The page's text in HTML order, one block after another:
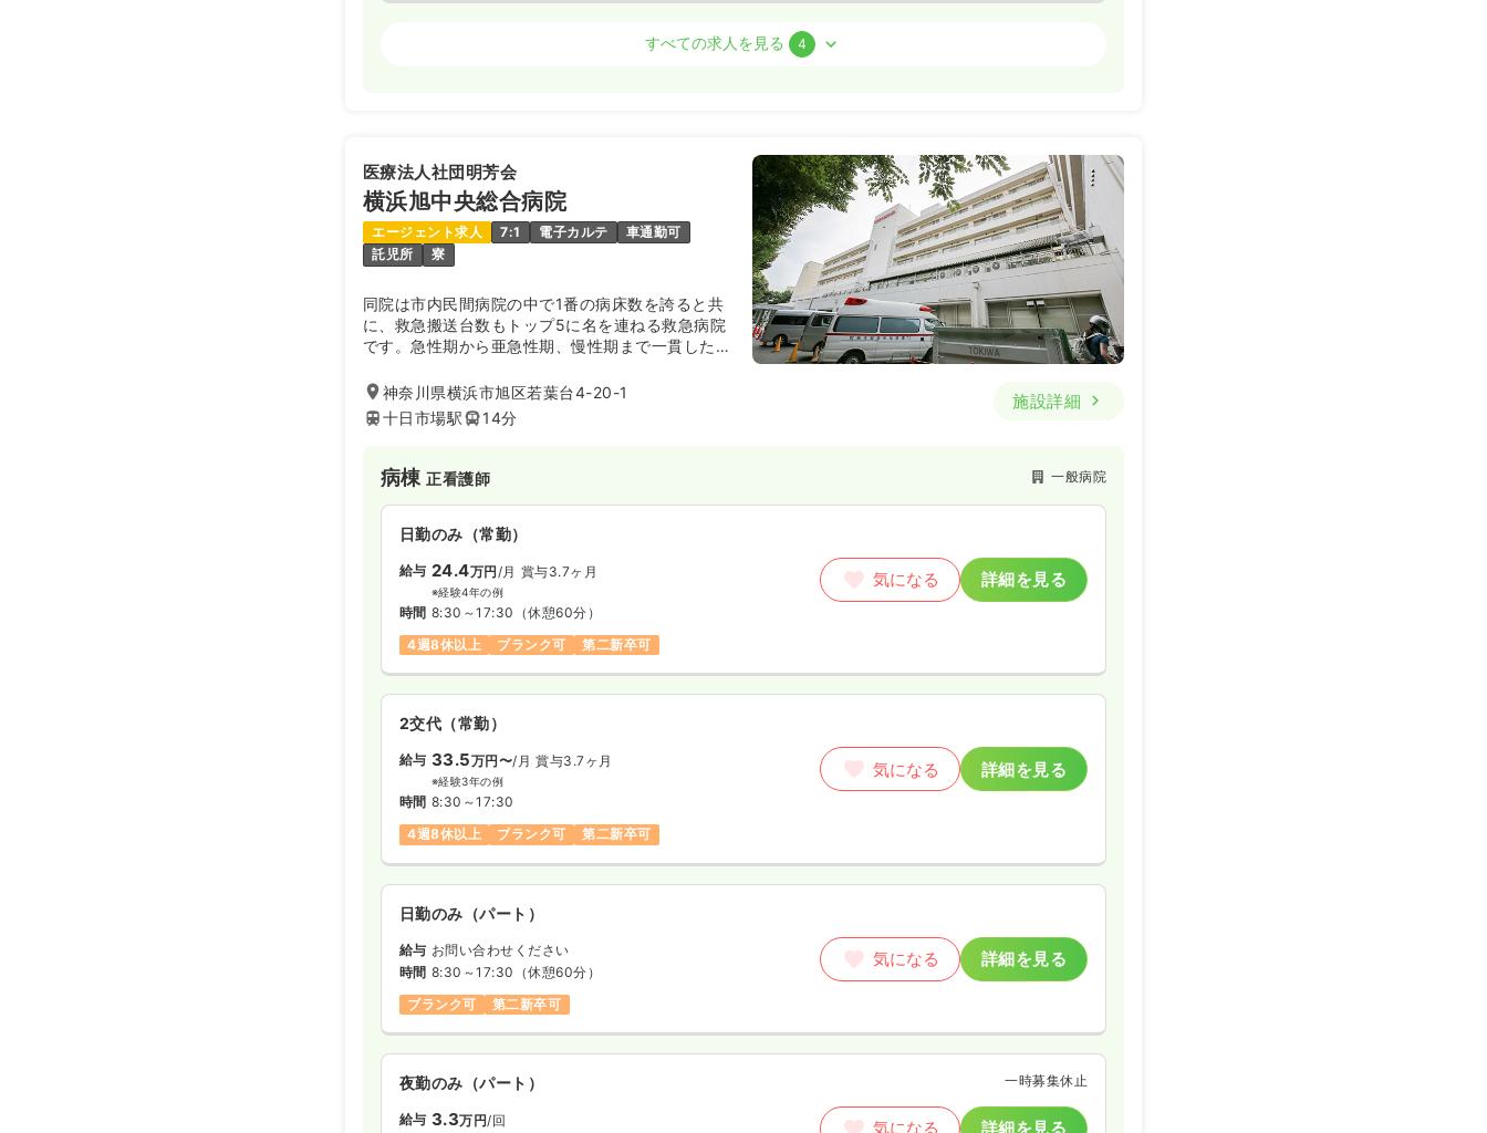
時間 8:30～17:15
年間休日130日
4週8休以上
月給35万円以上可
一般病院
2交代（常勤）
※経験3年の例
時間 8:30～17:30
詳細を見る
オペ室(手術室)
日勤のみ（常勤） 一時募集休止
給与 28.2万円〜/月 賞与4.1ヶ月
時間 8:30～17:15
2交代（常勤） 一時募集休止
31.2万円/月 賞与95.5万円
※一例
時間 8:30～17:15
月給31万円以上可
すべての求人を見る 4
医療法人社団明芳会
横浜旭中央総合病院
エージェント求人 7:1 電子カルテ
車通勤可
託児所
寮
同院は市内民間病院の中で1番の病床数を誇ると共
に、救急搬送台数もトップ5に名を連ねる救急病院
です。急性期から亜急性期、慢性期まで一貫した医
た研修制度によるスキルアップが可能です。
神奈川県横浜市旭区若葉台4-20-1
十日市場駅
14分
施設詳細
病棟正看護師 一般病院
日勤のみ（常勤）
給与 24.4万円 /月 賞与3.7ヶ月
※経験4年の例
時間 8:30～17:30 （休憩60分）
4週8休以上
ブランク可 第二新卒可
気になる 詳細を見る
2交代（常勤）
給与 33.5万円〜/月 賞与3.7ヶ月
※経験3年の例
時間 8:30～17:30
4週8休以上
ブランク可 第二新卒可
気になる 詳細を見る
日勤のみ（パート）
給与 お問い合わせください
時間 8:30～17:30 （休憩60分）
ブランク可
第二新卒可
気になる 詳細を見る
夜勤のみ（パート） 一時募集休止
給与 3.3万円/回
気になる 詳細を見る